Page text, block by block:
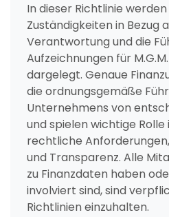
In dieser Richtlinie
Zuständigkeiten in Bezug
Verantwortung und die
Aufzeichnungen für
dargelegt. Genaue
die ordnungsgemäße
Unternehmens von
und spielen wichtige Rolle
rechtliche
und Transparenz. Alle
zu Finanzdaten haben
involviert sind, sind
Richtlinien einzuhalten.